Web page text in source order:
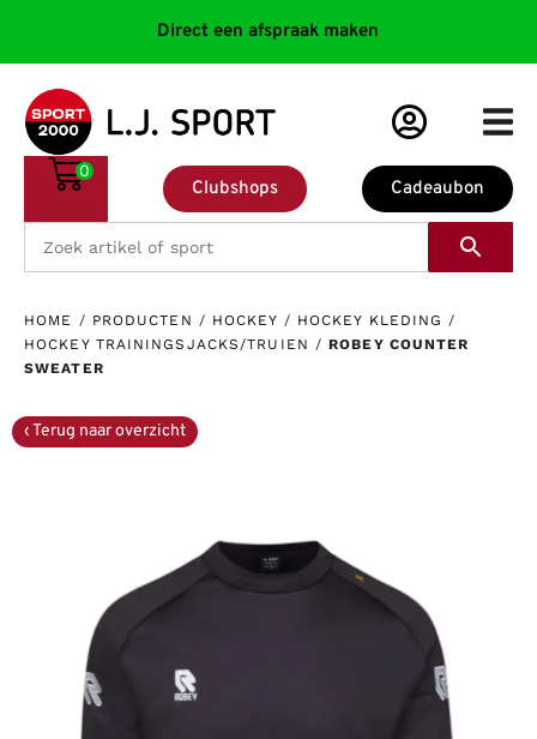
Direct een afspraak maken
Cadeaubon
Clubshops
0
HOME / PRODUCTEN / HOCKEY / HOCKEY KLEDING /
HOCKEY TRAININGSJACKS/TRUIEN /ROBEY COUNTER
SWEATER